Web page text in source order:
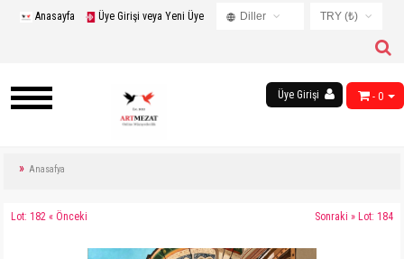
TRY (₺)
TRY (₺)
Diller
Russian
Anasayfa Üye Girişi veya Yeni Üye
- 0
Üye Girişi
Anasafya
Lot: 182 « Önceki Sonraki » Lot: 184